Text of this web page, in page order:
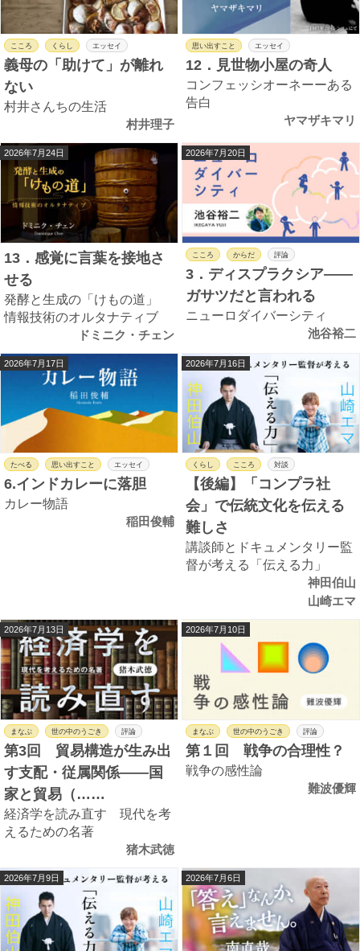
こころ くらし エッセイ
義母の「助けて」が離れ
ない
村井さんちの生活
村井理子
思い出すこと エッセイ
12．見世物小屋の奇人
コンフェッシオーネーーある
告白
ヤマザキマリ
2026年7月24日
13．感覚に言葉を接地さ
せる
発酵と生成の「けもの道」
情報技術のオルタナティブ
ドミニク・チェン
2026年7月20日
こころ からだ 評論
3．ディスプラクシア――
ガサツだと言われる
ニューロダイバーシティ
池谷裕二
2026年7月17日
たべる 思い出すこと エッセイ
6.インドカレーに落胆
カレー物語
稲田俊輔
2026年7月16日
くらし こころ 対談
【後編】「コンプラ社
会」で伝統文化を伝える
難しさ
講談師とドキュメンタリー監
督が考える「伝える力」
神田伯山
山崎エマ
2026年7月13日
まなぶ 世の中のうごき 評論
第3回 貿易構造が生み出
す支配・従属関係――国
家と貿易（……
経済学を読み直す 現代を考
えるための名著
猪木武徳
2026年7月10日
まなぶ 世の中のうごき 評論
第１回 戦争の合理性？
戦争の感性論
難波優輝
2026年7月9日 2026年7月6日